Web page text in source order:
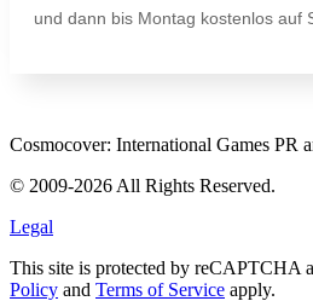
und dann bis Montag kostenlos auf
Cosmocover: International Games PR
© 2009-2026 All Rights Reserved.
Legal
This site is protected by reCAPTCHA
Policy and Terms of Service apply.